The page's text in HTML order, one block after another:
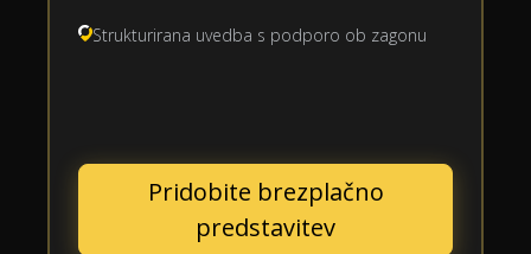
Strukturirana uvedba s podporo ob zagonu
Pridobite brezplačno
predstavitev